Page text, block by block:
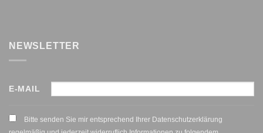
NEWSLETTER
E-MAIL
Bitte senden Sie mir entsprechend Ihrer Datenschutzerklärung